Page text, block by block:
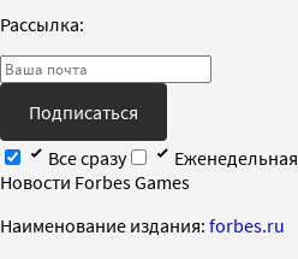
Рассылка:
Подписаться
Все сразу
Еженедельная
Новости Forbes Games
Наименование издания: forbes.ru